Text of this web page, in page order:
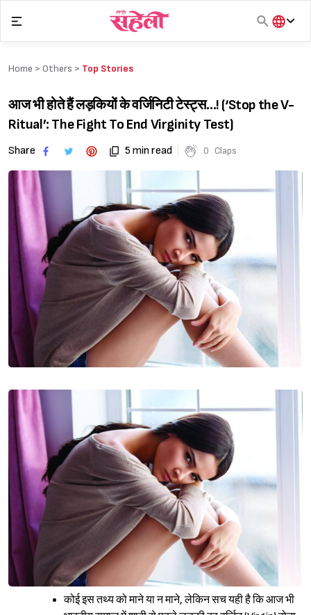
content
हिंदी
Home > Others > Top Stories
आज भी होते हैं लड़कियों के वर्जिनिटी टेस्ट्स…! (‘Stop the V-
Ritual’: The Fight To End Virginity Test)
Share 5 min read 0 Claps
कोई इस तथ्य को माने या न माने, लेकिन सच यही है कि आज भी